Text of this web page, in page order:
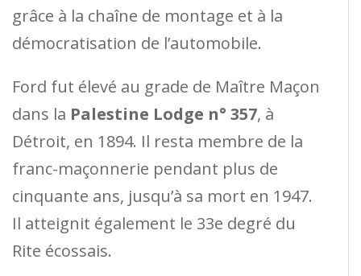
grâce à la chaîne de montage et à la
démocratisation de l’automobile.
Ford fut élevé au grade de Maître Maçon
dans la Palestine Lodge n° 357, à
Détroit, en 1894. Il resta membre de la
franc-maçonnerie pendant plus de
cinquante ans, jusqu’à sa mort en 1947.
Il atteignit également le 33e degré du
Rite écossais.